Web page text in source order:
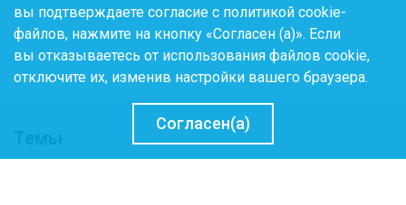
вы подтверждаете согласие с политикой cookie-
файлов, нажмите на кнопку «Согласен (а)». Если
вы отказываетесь от использования файлов cookie,
отключите их, изменив настройки вашего браузера.
Согласен(а)